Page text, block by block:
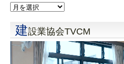
建設業協会TVCM